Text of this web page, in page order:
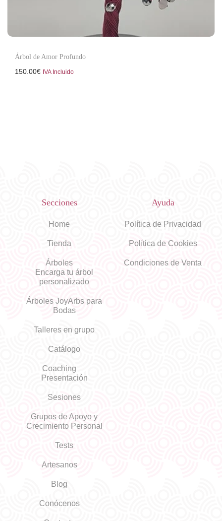
Árbol de Amor Profundo
150.00€ IVA Incluido
Secciones
Home
Tienda
Árboles
Encarga tu árbol
personalizado
Árboles JoyArbs para
Bodas
Talleres en grupo
Catálogo
Coaching
Presentación
Sesiones
Grupos de Apoyo y
Crecimiento Personal
Tests
Artesanos
Blog
Conócenos
Ayuda
Política de Privacidad
Política de Cookies
Condiciones de Venta